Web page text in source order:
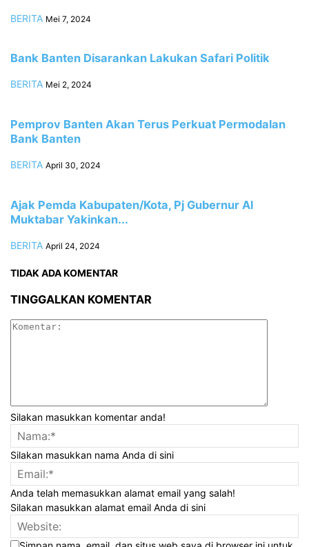
BERITA Mei 7, 2024
Bank Banten Disarankan Lakukan Safari Politik
BERITA Mei 2, 2024
Pemprov Banten Akan Terus Perkuat Permodalan
Bank Banten
BERITA April 30, 2024
Ajak Pemda Kabupaten/Kota, Pj Gubernur Al
Muktabar Yakinkan...
BERITA April 24, 2024
TIDAK ADA KOMENTAR
TINGGALKAN KOMENTAR
Silakan masukkan komentar anda!
Silakan masukkan nama Anda di sini
Anda telah memasukkan alamat email yang salah!
Silakan masukkan alamat email Anda di sini